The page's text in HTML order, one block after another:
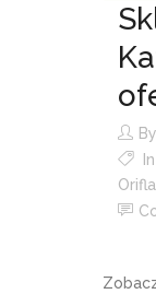
By
In